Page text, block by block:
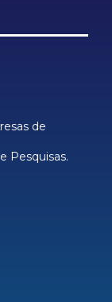
de
Pesquisas.